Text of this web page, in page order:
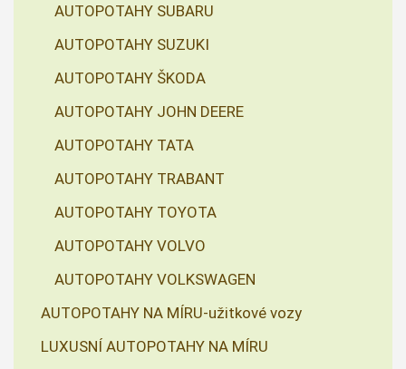
AUTOPOTAHY SUBARU
AUTOPOTAHY SUZUKI
AUTOPOTAHY ŠKODA
AUTOPOTAHY JOHN DEERE
AUTOPOTAHY TATA
AUTOPOTAHY TRABANT
AUTOPOTAHY TOYOTA
AUTOPOTAHY VOLVO
AUTOPOTAHY VOLKSWAGEN
AUTOPOTAHY NA MÍRU-užitkové vozy
LUXUSNÍ AUTOPOTAHY NA MÍRU